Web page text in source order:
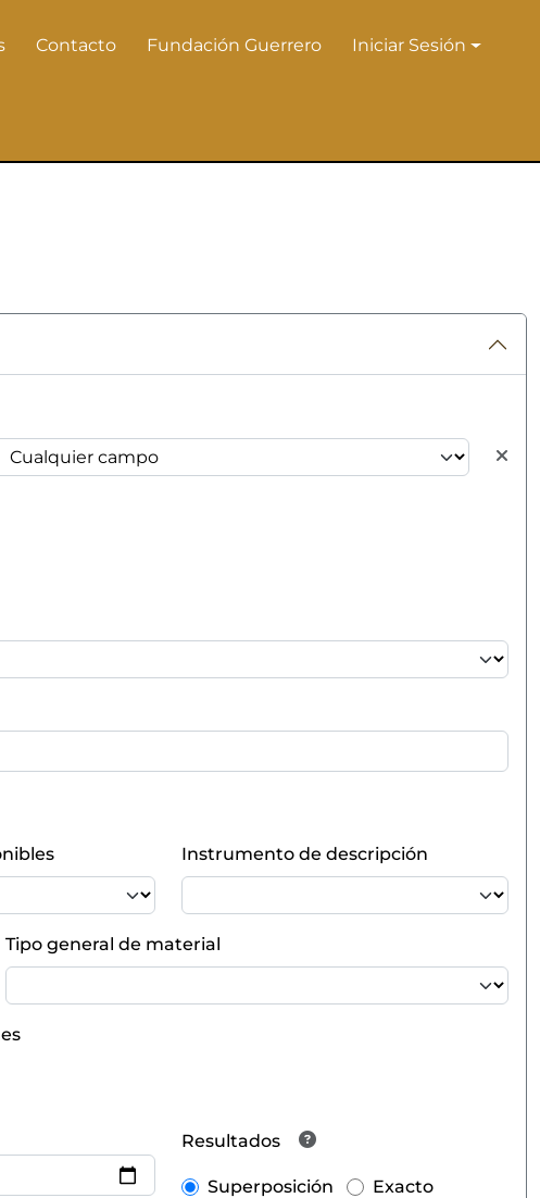
Contacto Fundación Guerrero Iniciar Sesión
Iniciar Sesión
Instrumento de descripción
Tipo general de material
Resultados
Superposición Exacto